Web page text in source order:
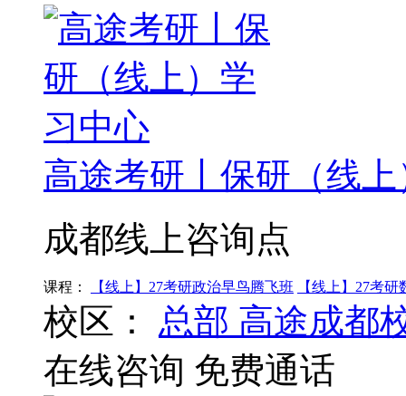
高途考研丨保研（线
成都线上咨询点
课程： 【线上】27考研政治早鸟腾飞班 【线上】27考
校区： 总部 高途成都
在线咨询 免费通话